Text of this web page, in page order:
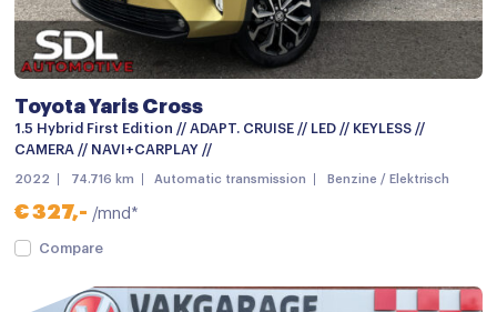
Centrale deurvergrendeling
Centrale deurvergrendeling met afstandsbediening
Elektronische remkrachtverdeling
Grootlichtassistent
Keyless entry
keyless entry
Toyota Yaris Cross
1.5 Hybrid First Edition // ADAPT. CRUISE // LED // KEYLESS //
CAMERA // NAVI+CARPLAY //
2022 74.716 km Automatic transmission Benzine / Elektrisch
€ 327,- /mnd*
Compare